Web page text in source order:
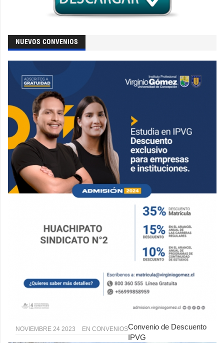
NUEVOS CONVENIOS
NOVIEMBRE 24 2023 EN CONVENIOSConvenio de Descuento
IPVG